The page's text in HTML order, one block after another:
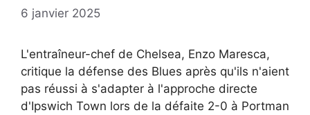
6 janvier 2025
L'entraîneur-chef de Chelsea, Enzo Maresca,
critique la défense des Blues après qu'ils n'aient
pas réussi à s'adapter à l'approche directe
d'Ipswich Town lors de la défaite 2-0 à Portman